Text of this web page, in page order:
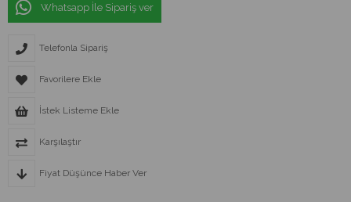
Whatsapp İle Sipariş ver
Telefonla Sipariş
Favorilere Ekle
İstek Listeme Ekle
Karşılaştır
Fiyat Düşünce Haber Ver